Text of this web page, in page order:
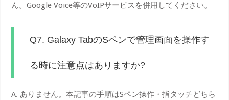
ん。Google Voice等のVoIPサービスを併用してください。
Q7. Galaxy TabのSペンで管理画面を操作す
る時に注意点はありますか?
A. ありません。本記事の手順はSペン操作・指タッチどちら